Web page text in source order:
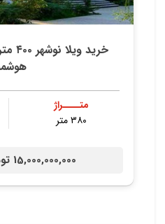
متــــراژ
۳۸۰ متر
15,000,000,000 تومان /